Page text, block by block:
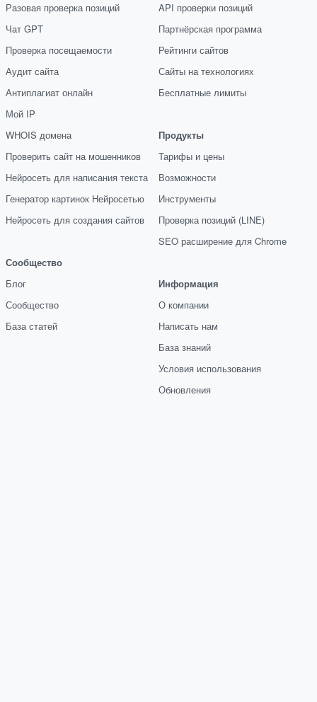
Разовая проверка позиций
Чат GPT
Проверка посещаемости
Аудит сайта
Антиплагиат онлайн
Мой IP
WHOIS домена
Проверить сайт на мошенников
Нейросеть для написания текста
Генератор картинок Нейросетью
Нейросеть для создания сайтов
Сообщество
Блог
Сообщество
База статей
API проверки позиций
Партнёрская программа
Рейтинги сайтов
Сайты на технологиях
Бесплатные лимиты
Продукты
Тарифы и цены
Возможности
Инструменты
Проверка позиций (LINE)
SEO расширение для Chrome
Информация
О компании
Написать нам
База знаний
Условия использования
Обновления